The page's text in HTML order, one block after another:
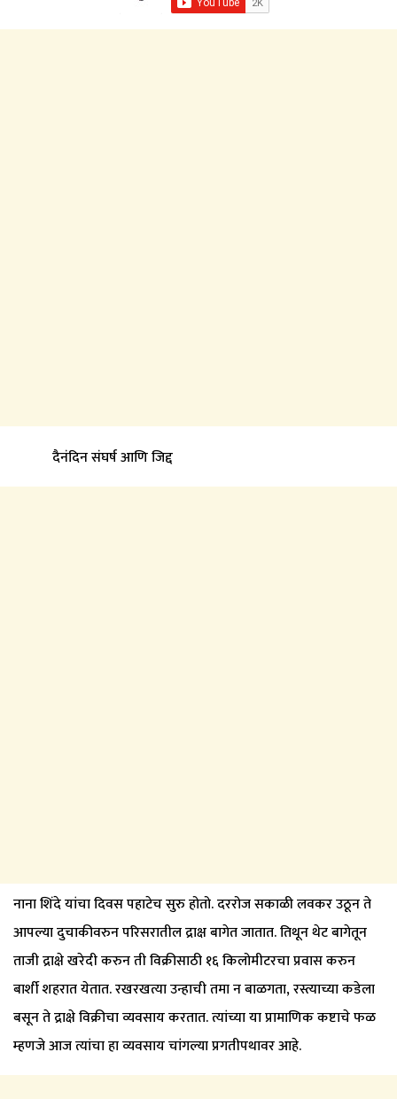
​ दैनंदिन संघर्ष आणि जिद्द
​नाना शिंदे यांचा दिवस पहाटेच सुरु होतो. दररोज सकाळी लवकर उठून ते
आपल्या दुचाकीवरुन परिसरातील द्राक्ष बागेत जातात. तिथून थेट बागेतून
ताजी द्राक्षे खरेदी करुन ती विक्रीसाठी १६ किलोमीटरचा प्रवास करुन
बार्शी शहरात येतात. रखरखत्या उन्हाची तमा न बाळगता, रस्त्याच्या कडेला
बसून ते द्राक्षे विक्रीचा व्यवसाय करतात. त्यांच्या या प्रामाणिक कष्टाचे फळ
म्हणजे आज त्यांचा हा व्यवसाय चांगल्या प्रगतीपथावर आहे.